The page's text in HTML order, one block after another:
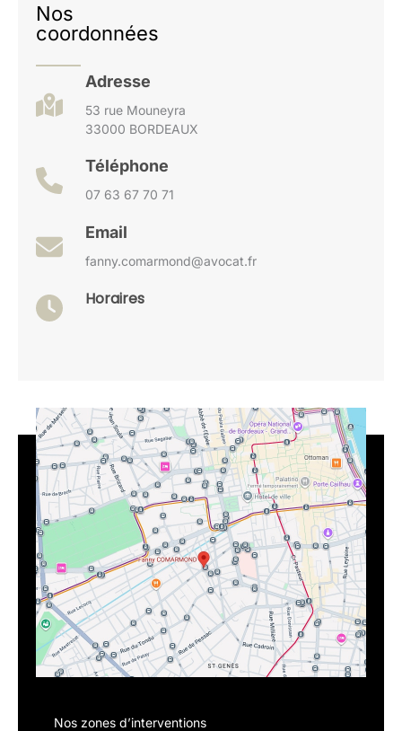
Nos
coordonnées
Adresse
53 rue Mouneyra
33000 BORDEAUX
Téléphone
07 63 67 70 71
Email
fanny.comarmond@avocat.fr
Horaires
Nos zones d’interventions